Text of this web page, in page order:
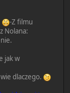
-Z filmu
Nolana:
jak w
dlaczego.